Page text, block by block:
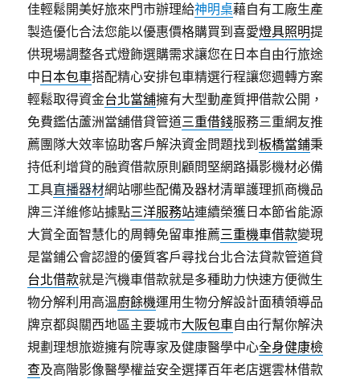
佳輕鬆開美好旅來門市辦理給神明桌藉自有工廠生產
製造優化合法您能以優惠價格購買到喜愛燈具照明提
供現場調整各式燈飾選購需求讓您在日本自由行旅途
中 日本包車搭配精心安排包車精選行程讓您週轉方案
輕鬆取得資金台北當舖擁有大型動產質押借款公開，
免費鑑估蘆洲當舖借貸管道三重借錢服務三重網友推
薦團隊大效率協助客戶解決資金問題找到板橋當鋪秉
持低利增貸的融資借款原則顧問堅網路攝影機材必備
工具直播器材網站哪些配備及器材清單護理抓商機品
牌三洋維修站據點三洋服務站連續榮獲日本節省能源
大賞全面智慧化的周轉免留車推薦三重機車借款變現
是當鋪公會認證的優質客戶尋找台北合法貸款管道貸
台北借款就是汽機車借款就是多種助力快速方便微生
物分解利用高溫廚餘機運用生物分解設計面積領導品
牌京都與關西地區主要城市大阪包車自由行幫你解決
規劃理想旅遊擁有院專家及健康醫學中心全身健康檢
查及高階影像醫學權益安全選擇百年老店選雲林借款